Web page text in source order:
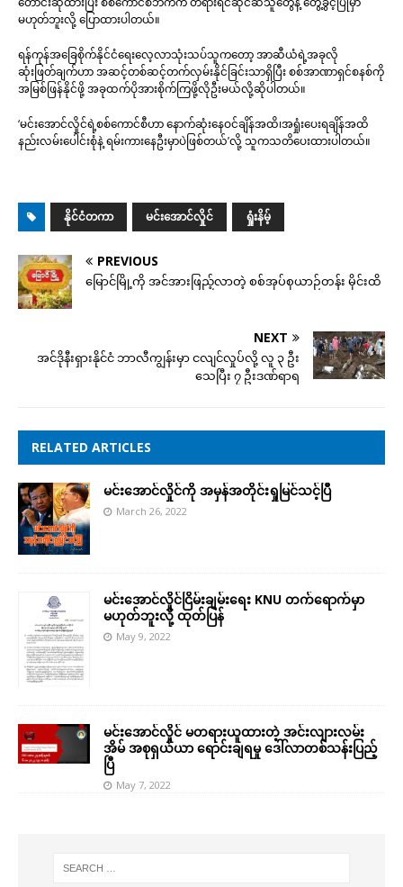
မဟုတ်ဘူးလို့ ပြောထားပါတယ်။
ရန်ကုန်အခြေစိုက်နိုင်ငံရေးလေ့လာသုံးသပ်သူကတော့ အာဆီယံရဲ့အခုလို
ဆုံးဖြတ်ချက်ဟာ အဆင့်တစ်ဆင့်တက်လှမ်းနိုင်ခြင်းသာရှိပြီး စစ်အာဏာရှင်စနစ်ကို
အမြစ်ဖြန်နိုင်ဖို့ အခုထက်ပိုအားစိုက်ကြဖို့လိုဦးမယ်လို့ဆိုပါတယ်။
‘မင်းအောင်လှိုင်ရဲ့စစ်ကောင်စီဟာ နောက်ဆုံးနေဝင်ချိန်အထိ၊အရှုံးပေးရချိန်အထိ
နည်းလမ်းပေါင်းစုံနဲ့ ရမ်းကားနေဦးမှာပဲဖြစ်တယ်’လို့ သူကသတိပေးထားပါတယ်။
နိုင်ငံတကာ မင်းအောင်လှိုင် ရှုံးနိမ့်
PREVIOUS
မြောင်မြို့ကို အင်အားဖြည့်လာတဲ့ စစ်အုပ်စုယာဉ်တန်း မိုင်းထိ
NEXT
အင်ဒိုနီးရှားနိုင်ငံ ဘာလီကျွန်းမှာ ငလျင်လှုပ်လို့ လူ ၃ ဦး
သေပြီး ၇ ဦးဒဏ်ရာရ
RELATED ARTICLES
မင်းအောင်လှိုင်ကို အမှန်အတိုင်းရှုမြင်သင့်ပြီ
March 26, 2022
မင်းအောင်လှိုင်ငြိမ်းချမ်းရေး KNU တက်ရောက်မှာ
မဟုတ်ဘူးလို့ ထုတ်ပြန်
May 9, 2022
မင်းအောင်လှိုင် မတရားယူထားတဲ့ အင်းလျားလမ်း
အိမ် အစုရှယ်ယာ ရောင်းချရမှု ဒေါ်လာတစ်သန်းပြည့်
ပြီ
May 7, 2022